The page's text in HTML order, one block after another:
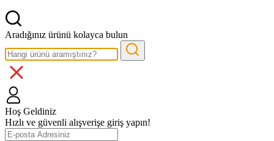
Aradığınız ürünü kolayca bulun
Hoş Geldiniz
Hızlı ve güvenli alışverişe giriş yapın!